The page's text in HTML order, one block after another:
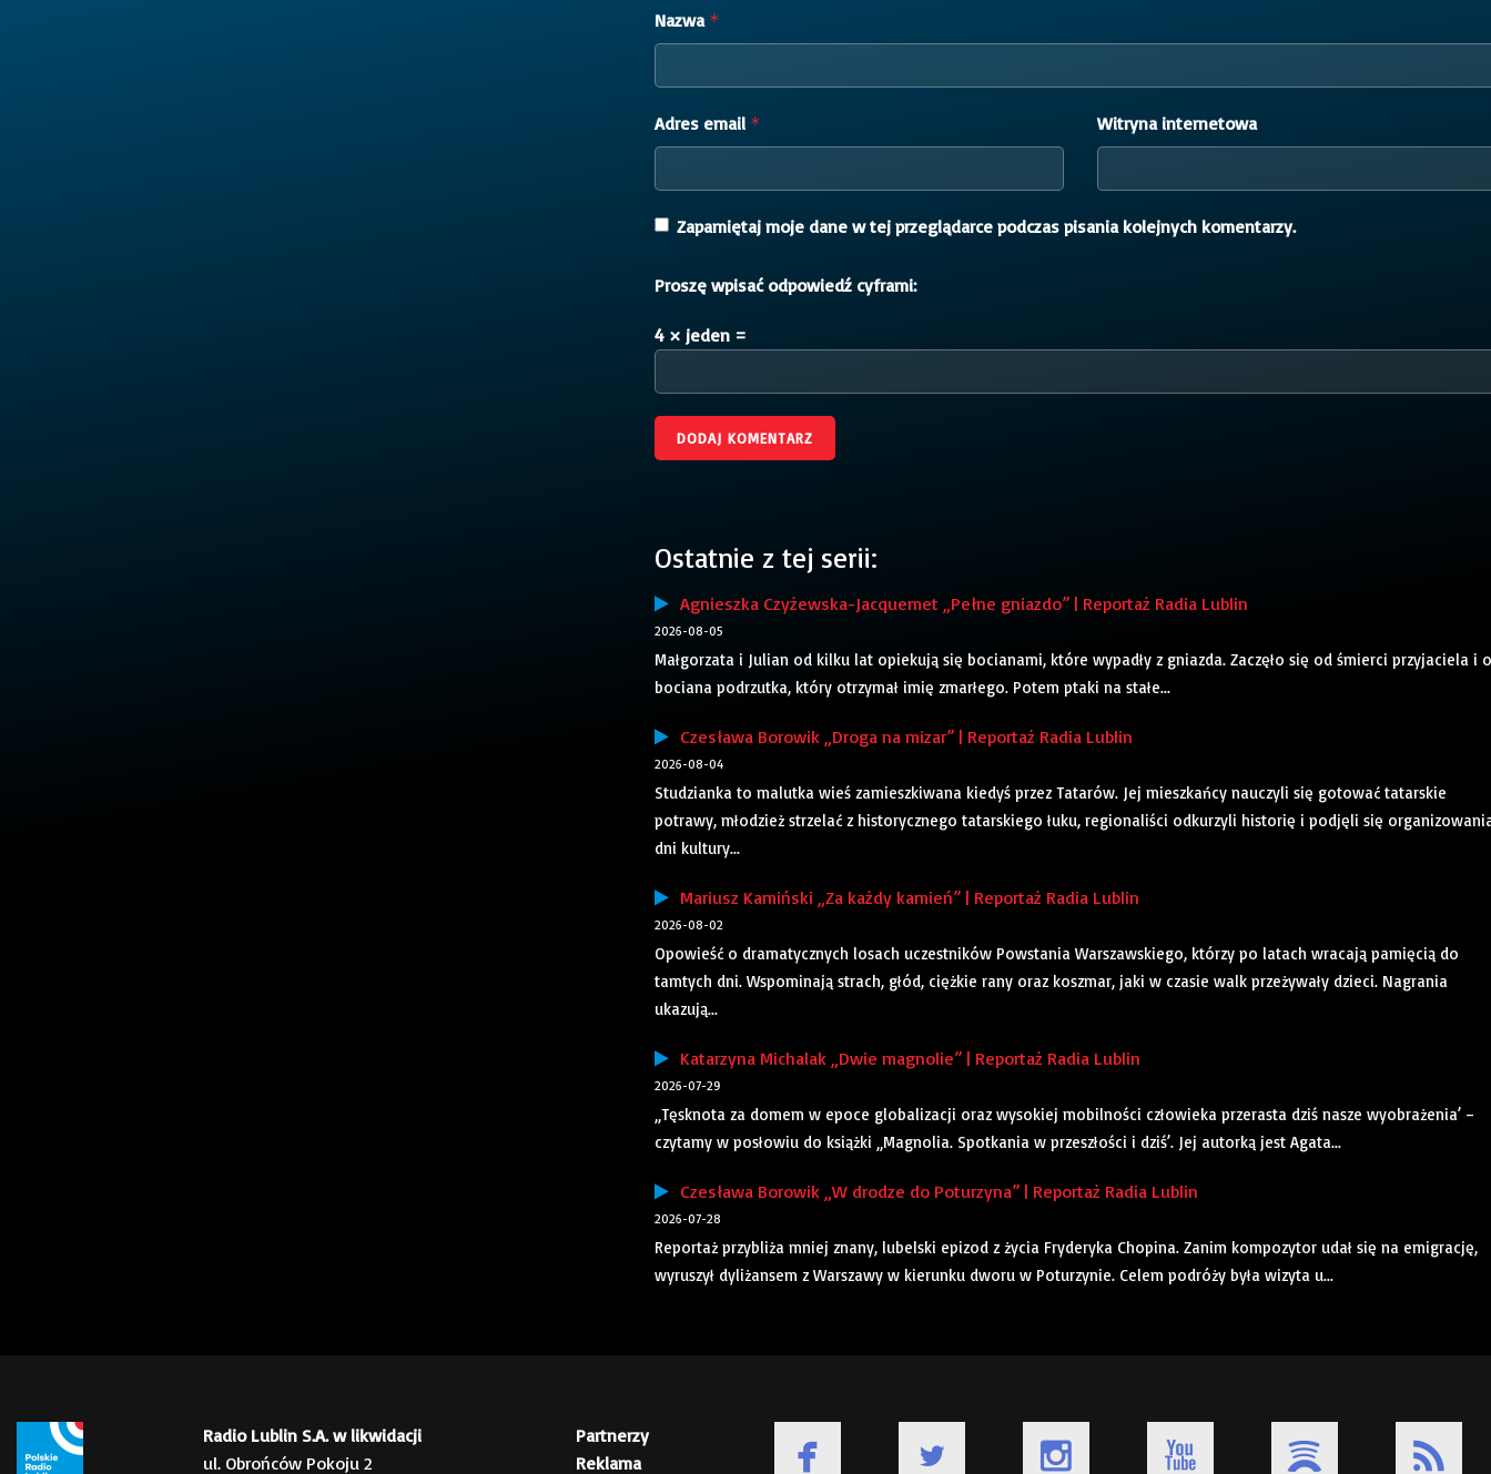
Nazwa *
Adres email * Witryna internetowa
Zapamiętaj moje dane w tej przeglądarce podczas pisania kolejnych komentarzy.
Proszę wpisać odpowiedź cyframi:
4 × jeden =
Ostatnie z tej serii:
Agnieszka Czyżewska-Jacquemet „Pełne gniazdo” | Reportaż Radia Lublin
2026-08-05
Małgorzata i Julian od kilku lat opiekują się bocianami, które wypadły z gniazda. Zaczęło się od śmierci przyjaciela i
bociana podrzutka, który otrzymał imię zmarłego. Potem ptaki na stałe...
Czesława Borowik „Droga na mizar” | Reportaż Radia Lublin
2026-08-04
Studzianka to malutka wieś zamieszkiwana kiedyś przez Tatarów. Jej mieszkańcy nauczyli się gotować tatarskie
potrawy, młodzież strzelać z historycznego tatarskiego łuku, regionaliści odkurzyli historię i podjęli się
dni kultury...
Mariusz Kamiński „Za każdy kamień” | Reportaż Radia Lublin
2026-08-02
Opowieść o dramatycznych losach uczestników Powstania Warszawskiego, którzy po latach wracają pamięcią do
tamtych dni. Wspominają strach, głód, ciężkie rany oraz koszmar, jaki w czasie walk przeżywały dzieci. Nagrania
ukazują...
Katarzyna Michalak „Dwie magnolie” | Reportaż Radia Lublin
2026-07-29
„Tęsknota za domem w epoce globalizacji oraz wysokiej mobilności człowieka przerasta dziś nasze wyobrażenia’ –
czytamy w posłowiu do książki „Magnolia. Spotkania w przeszłości i dziś’. Jej autorką jest Agata...
Czesława Borowik „W drodze do Poturzyna” | Reportaż Radia Lublin
2026-07-28
Reportaż przybliża mniej znany, lubelski epizod z życia Fryderyka Chopina. Zanim kompozytor udał się na emigrację,
wyruszył dyliżansem z Warszawy w kierunku dworu w Poturzynie. Celem podróży była wizyta u...
Radio Lublin S.A. w likwidacji
ul. Obrońców Pokoju 2
Partnerzy
Reklama